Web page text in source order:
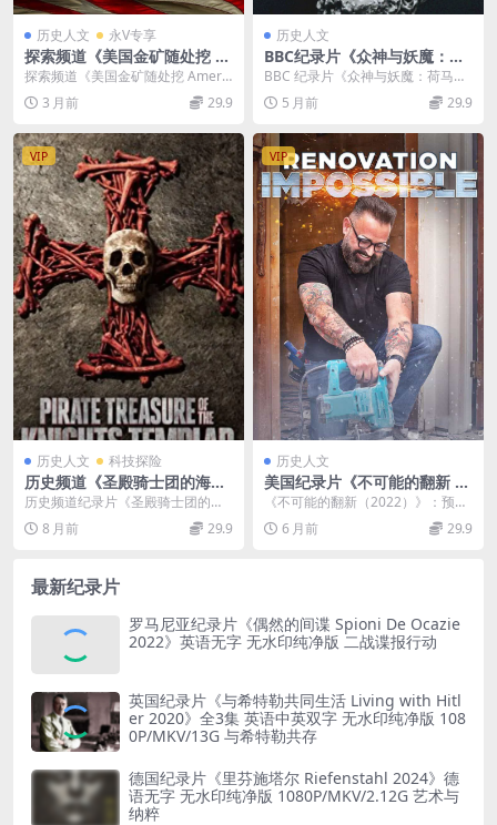
历史人文 永V专享
探索频道《美国金矿随处挖 A
merica’s Backyard Gold 20
24》全8集 英语中英双字 无水
印纯净版 1080P/MKV/33.7G
探索频道《美国金矿随处挖 Americ
a’s Backyard Go...
3 月前 29.9
历史人文
BBC纪录片《众神与妖魔：荷
马史诗中的奥德赛 Gods & M
onsters: Homer’s Odyssey
2010》英语中字 720P/MKV/
BBC 纪录片《众神与妖魔：荷马史
诗中的奥德赛 Gods & Monst...
5 月前 29.9
VIP
历史人文 科技探险
历史频道《圣殿骑士团的海盗
宝藏 Pirate Treasure of the
Knights Templar 2015》第
一季全6集 英语中英双字 无水
历史频道纪录片《圣殿骑士团的海
盗宝藏（Pirate Treasure of th...
8 月前 29.9
VIP
历史人文
美国纪录片《不可能的翻新 R
enovation Impossible 202
2》全8集 英语中英双字 官方
纯净版 1080P/MKV/20.7G 美
《不可能的翻新（2022）》：预算
与梦想间的家居拯救计划 当业主的
装修梦想因预算...
6 月前 29.9
最新纪录片
罗马尼亚纪录片《偶然的间谍 Spioni De Ocazie
2022》英语无字 无水印纯净版 二战谍报行动
英国纪录片《与希特勒共同生活 Living with Hitl
er 2020》全3集 英语中英双字 无水印纯净版 108
0P/MKV/13G 与希特勒共存
德国纪录片《里芬施塔尔 Riefenstahl 2024》德
语无字 无水印纯净版 1080P/MKV/2.12G 艺术与
纳粹